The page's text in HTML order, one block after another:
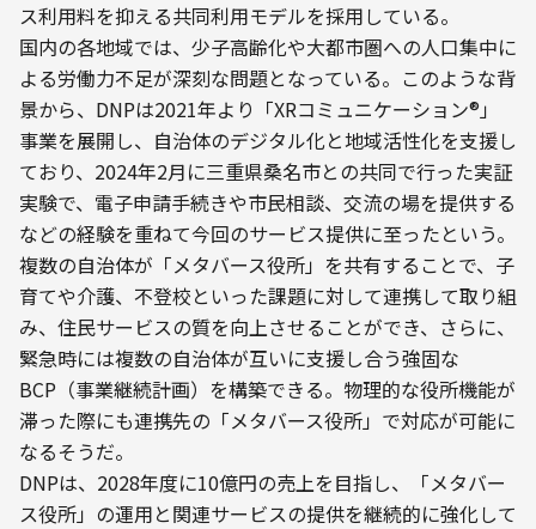
ス利用料を抑える共同利用モデルを採用している。
国内の各地域では、少子高齢化や大都市圏への人口集中に
よる労働力不足が深刻な問題となっている。このような背
景から、DNPは2021年より「XRコミュニケーション®」
事業を展開し、自治体のデジタル化と地域活性化を支援し
ており、2024年2月に三重県桑名市との共同で行った実証
実験で、電子申請手続きや市民相談、交流の場を提供する
などの経験を重ねて今回のサービス提供に至ったという。
複数の自治体が「メタバース役所」を共有することで、子
育てや介護、不登校といった課題に対して連携して取り組
み、住民サービスの質を向上させることができ、さらに、
緊急時には複数の自治体が互いに支援し合う強固な
BCP（事業継続計画）を構築できる。物理的な役所機能が
滞った際にも連携先の「メタバース役所」で対応が可能に
なるそうだ。
DNPは、2028年度に10億円の売上を目指し、「メタバー
ス役所」の運用と関連サービスの提供を継続的に強化して